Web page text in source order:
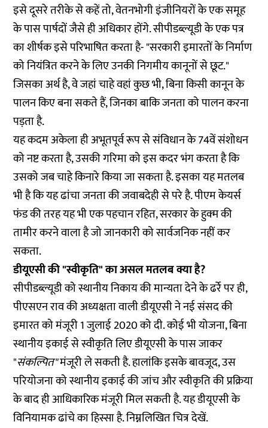
इसे दूसरे तरीके से कहें तो, वेतनभोगी इंजीनियरों के एक समूह
के पास पार्षदों जैसे ही अधिकार होंगे. सीपीडब्ल्यूडी के एक पत्र
का शीर्षक इसे परिभाषित करता है- "सरकारी इमारतों के निर्माण
को नियंत्रित करने के लिए उनकी निगमीय कानूनों से छूट."
जिसका अर्थ है, वे जहां चाहे वहां कुछ भी, बिना किसी कानून के
पालन किए बना सकते हैं, जिनका बाकि जनता को पालन करना
पड़ता है.
यह कदम अकेला ही अभूतपूर्व रूप से संविधान के 74वें संशोधन
को नष्ट करता है, उसकी गरिमा को इस कदर भंग करता है कि
उसको जब चाहे किनारे किया जा सकता है. इसका यह मतलब
भी है कि यह ढांचा जनता की जवाबदेही से परे है. पीएम केयर्स
फंड की तरह यह भी एक पहचान रहित, सरकार के हुक्म की
तामीर करने वाला है जो जानकारी को सार्वजनिक नहीं कर
सकता.
डीयूएसी की "स्वीकृति" का असल मतलब क्या है?
सीपीडब्ल्यूडी को स्थानीय निकाय की मान्यता देने के ढर्रे पर ही,
पीएसएन राव की अध्यक्षता वाली डीयूएसी ने नई संसद की
इमारत को मंजूरी 1 जुलाई 2020 को दी. कोई भी योजना, बिना
स्थानीय इकाई से स्वीकृति लिए डीयूएसी के पास जाकर
"संकल्पित"मंजूरी ले सकती है. हालांकि इसके बावजूद, उस
परियोजना को स्थानीय इकाई की जांच और स्वीकृति की प्रक्रिया
के बाद ही आधिकारिक मंजूरी मिल सकती है. यह डीयूएसी के
विनियामक ढांचे का हिस्सा है. निम्नलिखित चित्र देखें.